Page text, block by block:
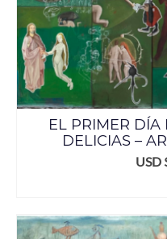
EL PRIMER
DELICIAS –
USD